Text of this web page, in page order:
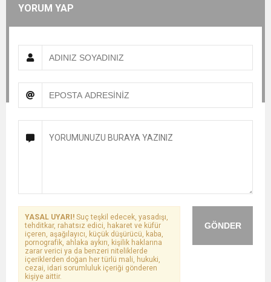
YORUM YAP
GÖNDER
YASAL UYARI! Suç teşkil edecek, yasadışı,
tehditkar, rahatsız edici, hakaret ve küfür
içeren, aşağılayıcı, küçük düşürücü, kaba,
pornografik, ahlaka aykırı, kişilik haklarına
zarar verici ya da benzeri niteliklerde
içeriklerden doğan her türlü mali, hukuki,
cezai, idari sorumluluk içeriği gönderen
kişiye aittir.